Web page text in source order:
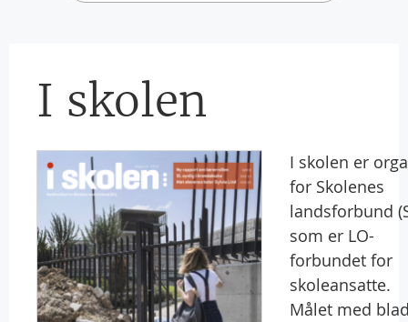
I skolen
I skolen er
for Skolenes
landsforbund
som er LO-
forbundet for
skoleansatte.
Målet med